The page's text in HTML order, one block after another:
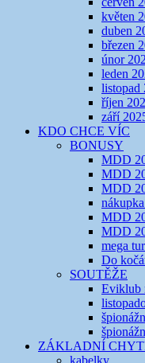
květen
duben
březen
únor
leden
listopad
říjen
září
KDO CHCE VÍC
BONUSY
MDD
MDD
MDD
MDD
MDD
mega
Do
SOUTĚŽE
Eviklub
ZÁKLADNÍ
kabelky